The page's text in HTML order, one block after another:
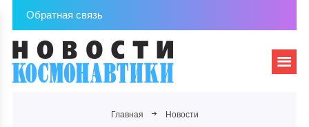
Обратная связь
Главная Новости